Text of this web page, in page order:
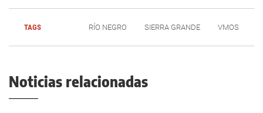
TAGS RÍO NEGRO SIERRA GRANDE VMOS
Noticias relacionadas